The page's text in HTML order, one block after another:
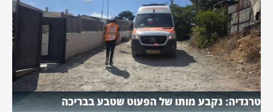
טרגדיה: נקבע מותו של הפעוט שטבע בבריכה